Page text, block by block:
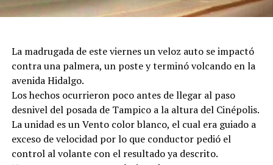
La madrugada de este viernes un veloz auto se impactó
contra una palmera, un poste y terminó volcando en la
avenida Hidalgo.
Los hechos ocurrieron poco antes de llegar al paso
desnivel del posada de Tampico a la altura del Cinépolis.
La unidad es un Vento color blanco, el cual era guiado a
exceso de velocidad por lo que conductor pedió el
control al volante con el resultado ya descrito.